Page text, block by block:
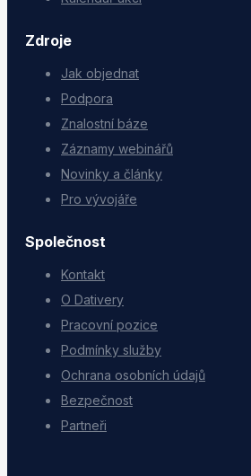
Zdroje
Jak objednat
Podpora
Znalostní báze
Záznamy webinářů
Novinky a články
Pro vývojáře
Společnost
Kontakt
O Dativery
Pracovní pozice
Podmínky služby
Ochrana osobních údajů
Bezpečnost
Partneři